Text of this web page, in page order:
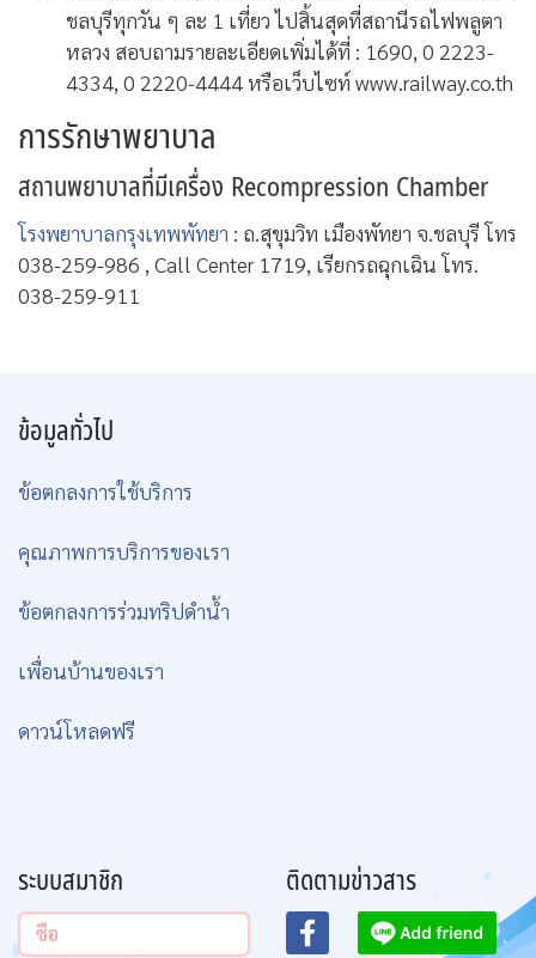
ชลบุรีทุกวัน ๆ ละ 1 เที่ยว ไปสิ้นสุดที่สถานีรถไฟพลูตา
หลวง สอบถามรายละเอียดเพิ่มได้ที่ : 1690, 0 2223-
4334, 0 2220-4444 หรือเว็บไซท์ www.railway.co.th
การรักษาพยาบาล
สถานพยาบาลที่มีเครื่อง Recompression Chamber
โรงพยาบาลกรุงเทพพัทยา : ถ.สุขุมวิท เมืองพัทยา จ.ชลบุรี โทร
038-259-986 , Call Center 1719, เรียกรถฉุกเฉิน โทร.
038-259-911
ข้อมูลทั่วไป
ข้อตกลงการใช้บริการ
คุณภาพการบริการของเรา
ข้อตกลงการร่วมทริปดำน้ำ
เพื่อนบ้านของเรา
ดาวน์โหลดฟรี
ระบบสมาชิก ติดตามข่าวสาร